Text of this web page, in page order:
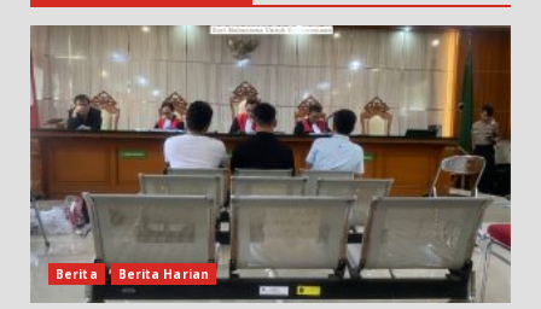
Berita Berita Harian